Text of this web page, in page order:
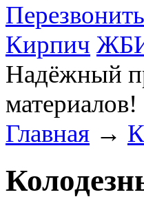
Кирпич
Надёжный
материалов!
Главная →